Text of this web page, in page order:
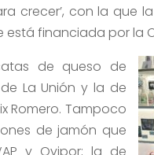
crecer’, con la que
financiada por la
de queso de
La Unión y la de
Romero. Tampoco
de jamón que
y Ovipor; la de